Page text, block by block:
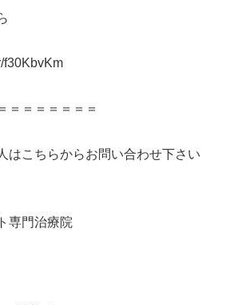
f30KbvKm
＝＝＝＝＝＝＝
はこちらからお問い合わせ下さい
専門治療院